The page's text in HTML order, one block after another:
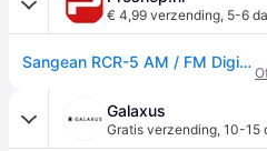
€ 4,99 verzending, 5-6
Sangean RCR-5 AM / FM Digital Tuning Radio - AM/FM
Galaxus
Gratis verzending, 10-15